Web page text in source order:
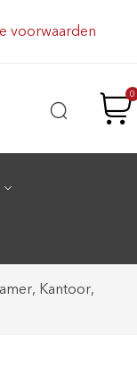
voorwaarden
0
Kantoor,